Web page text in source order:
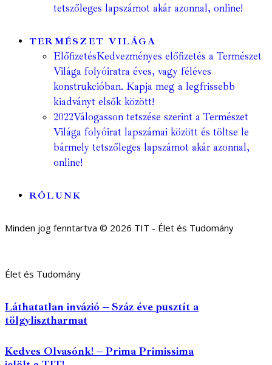
tetszőleges lapszámot akár azonnal, online!
TERMÉSZET VILÁGA
ElőfizetésKedvezményes előfizetés a Természet
Világa folyóiratra éves, vagy féléves
konstrukcióban. Kapja meg a legfrissebb
kiadványt elsők között!
2022Válogasson tetszése szerint a Természet
Világa folyóirat lapszámai között és töltse le
bármely tetszőleges lapszámot akár azonnal,
online!
RÓLUNK
Minden jog fenntartva © 2026 TIT - Élet és Tudomány
Élet és Tudomány
Láthatatlan invázió – Száz éve pusztít a
tölgylisztharmat
Kedves Olvasónk! – Prima Primissima